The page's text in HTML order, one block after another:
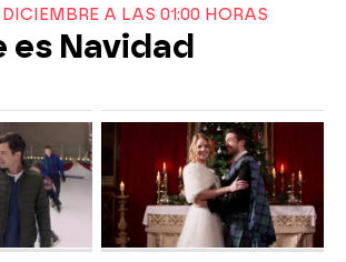
DICIEMBRE A LAS 01:00 HORAS
es Navidad